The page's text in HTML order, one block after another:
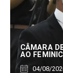
CÂMARA
AO
04/08/